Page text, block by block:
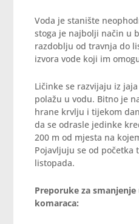
Voda je stanište
stoga je najbolji način u
razdoblju od travnja do
izvora vode koji im
Ličinke se razvijaju iz
polažu u vodu. Bitno je
hrane krvlju i tijekom
da se odrasle jedinke
200 m od mjesta na
Pojavljuju se od početka
listopada.
Preporuke za
komaraca: